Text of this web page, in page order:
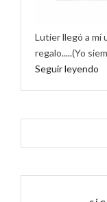
Lutier llegó a mí
regalo.....(Yo
Seguir leyendo